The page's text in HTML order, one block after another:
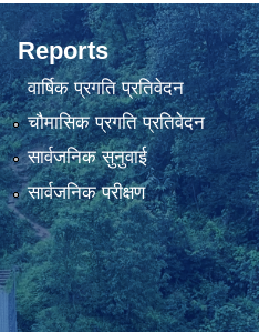
Reports
वार्षिक प्रगति प्रतिवेदन
चौमासिक प्रगति प्रतिवेदन
सार्वजनिक सुनुवाई
सार्वजनिक परीक्षण